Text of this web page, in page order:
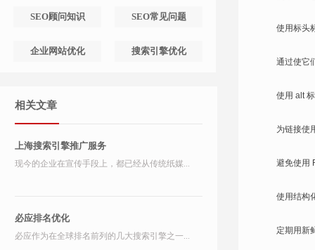
SEO顾问知识 SEO常见问题
企业网站优化 搜索引擎优化
相关文章
上海搜索引擎推广服务
现今的企业在宣传手段上，都已经从传统纸媒...
必应排名优化
必应作为在全球排名前列的几大搜索引擎之一...
使用标头
通过使它
使用 alt
为链接使
避免使用
使用结构
定期用新